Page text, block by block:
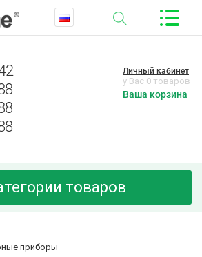
Личный кабинет
у Вас 0 товаров
Ваша корзина
товаров
приборы